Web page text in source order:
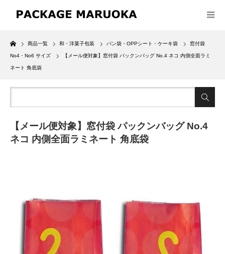
Home
商品一覧 和・洋菓子包装 パン袋・OPPシート・ケーキ袋 窓付袋
No4・No6 サイズ 【メール便対象】窓付袋 パックンバッグ No.4 ネコ 内側全面ラミ
ネート 角底袋
【メール便対象】窓付袋 パックンバッグ No.4
ネコ 内側全面ラミネート 角底袋